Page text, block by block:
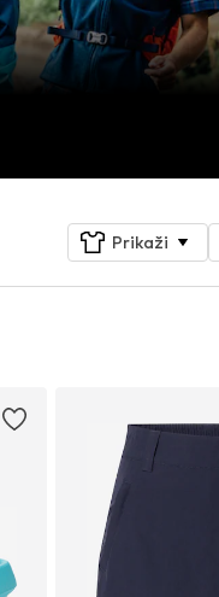
Prikaži